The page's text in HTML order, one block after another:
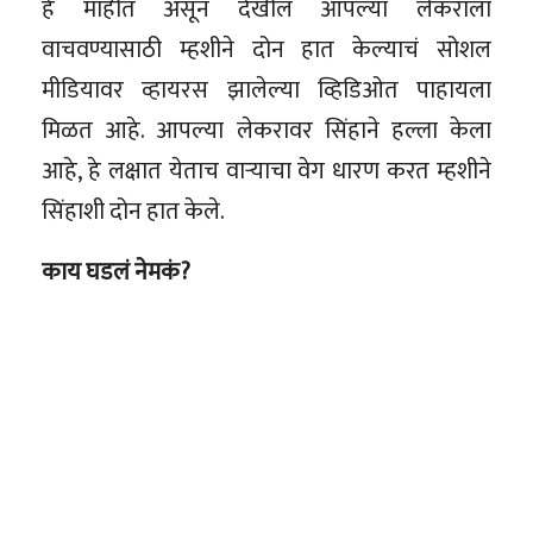
हे माहीत असून देखील आपल्या लेकराला
वाचवण्यासाठी म्हशीने दोन हात केल्याचं सोशल
मीडियावर व्हायरस झालेल्या व्हिडिओत पाहायला
मिळत आहे. आपल्या लेकरावर सिंहाने हल्ला केला
आहे, हे लक्षात येताच वाऱ्याचा वेग धारण करत म्हशीने
सिंहाशी दोन हात केले.
काय घडलं नेमकं?